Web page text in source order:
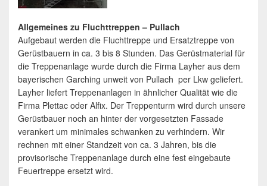
Allgemeines zu Fluchttreppen – Pullach
Aufgebaut werden die Fluchttreppe und Ersatztreppe von
Gerüstbauern in ca. 3 bis 8 Stunden. Das Gerüstmaterial für
die Treppenanlage wurde durch die Firma Layher aus dem
bayerischen Garching unweit von Pullach per Lkw geliefert.
Layher liefert Treppenanlagen in ähnlicher Qualität wie die
Firma Plettac oder Alfix. Der Treppenturm wird durch unsere
Gerüstbauer noch an hinter der vorgesetzten Fassade
verankert um minimales schwanken zu verhindern. Wir
rechnen mit einer Standzeit von ca. 3 Jahren, bis die
provisorische Treppenanlage durch eine fest eingebaute
Feuertreppe ersetzt wird.